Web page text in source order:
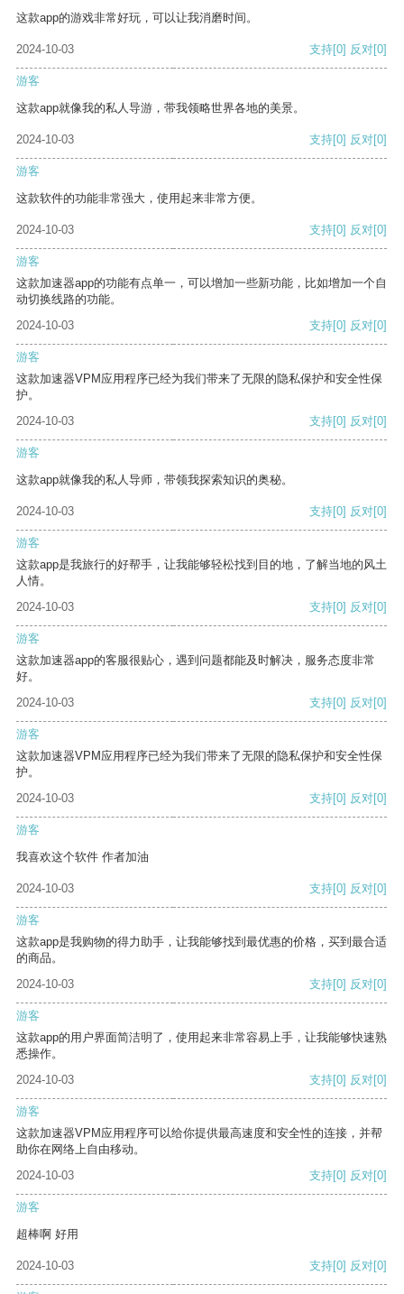
这款app的游戏非常好玩，可以让我消磨时间。
2024-10-03 支持[0] 反对[0]
游客
这款app就像我的私人导游，带我领略世界各地的美景。
2024-10-03 支持[0] 反对[0]
游客
这款软件的功能非常强大，使用起来非常方便。
2024-10-03 支持[0] 反对[0]
游客
这款加速器app的功能有点单一，可以增加一些新功能，比如增加一个自
动切换线路的功能。
2024-10-03
支持[0] 反对[0]
游客
这款加速器VPM应用程序已经为我们带来了无限的隐私保护和安全性保
护。
2024-10-03
支持[0] 反对[0]
游客
这款app就像我的私人导师，带领我探索知识的奥秘。
2024-10-03 支持[0] 反对[0]
游客
这款app是我旅行的好帮手，让我能够轻松找到目的地，了解当地的风土
人情。
2024-10-03
支持[0] 反对[0]
游客
这款加速器app的客服很贴心，遇到问题都能及时解决，服务态度非常
好。
2024-10-03
支持[0] 反对[0]
游客
这款加速器VPM应用程序已经为我们带来了无限的隐私保护和安全性保
护。
2024-10-03
支持[0] 反对[0]
游客
我喜欢这个软件 作者加油
2024-10-03 支持[0] 反对[0]
游客
这款app是我购物的得力助手，让我能够找到最优惠的价格，买到最合适
的商品。
2024-10-03
支持[0] 反对[0]
游客
这款app的用户界面简洁明了，使用起来非常容易上手，让我能够快速熟
悉操作。
2024-10-03
支持[0] 反对[0]
游客
这款加速器VPM应用程序可以给你提供最高速度和安全性的连接，并帮
助你在网络上自由移动。
2024-10-03
支持[0] 反对[0]
游客
超棒啊 好用
2024-10-03 支持[0] 反对[0]